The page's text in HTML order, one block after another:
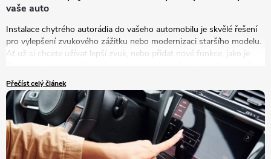
vaše auto
Instalace chytrého autorádia do vašeho automobilu je skvělé řešení
pro vylepšení zvukového zážitku nebo modernizaci staršího modelu.
Ať už si chcete užívat lepší zvuk, nebo přidat nové funkce, jako je
autorádia za nový model je tou správnou volbou.
Přečíst celý článek